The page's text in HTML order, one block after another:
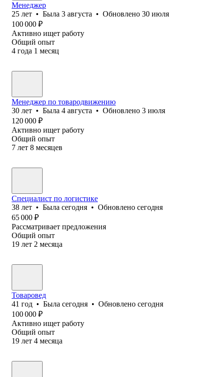
Менеджер
25 лет • Была 3 августа • Обновлено 30 июля
100 000 ₽
Активно ищет работу
Общий опыт
4 года 1 месяц
Менеджер по товародвижению
30 лет • Была 4 августа • Обновлено 3 июля
120 000 ₽
Активно ищет работу
Общий опыт
7 лет 8 месяцев
Специалист по логистике
38 лет • Была сегодня • Обновлено сегодня
65 000 ₽
Рассматривает предложения
Общий опыт
19 лет 2 месяца
Товаровед
41 год • Была сегодня • Обновлено сегодня
100 000 ₽
Активно ищет работу
Общий опыт
19 лет 4 месяца